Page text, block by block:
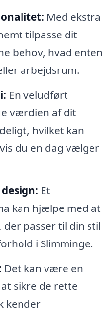
Med ekstra
tilpasse dit
behov, hvad enten
arbejdsrum.
En veludført
værdien af dit
hvilket kan
du en dag vælger
Et
kan hjælpe med at
der passer til din stil
i Slimminge.
Det kan være en
sikre de rette
kender